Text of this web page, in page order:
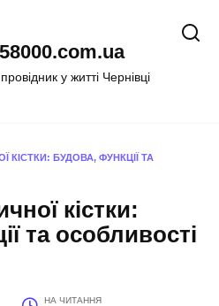
58000.com.ua
у житті Чернівці
КІСТКИ: БУДОВА, ФУНКЦІЇ ТА
кістки:
та особливості
НА ЧИТАННЯ